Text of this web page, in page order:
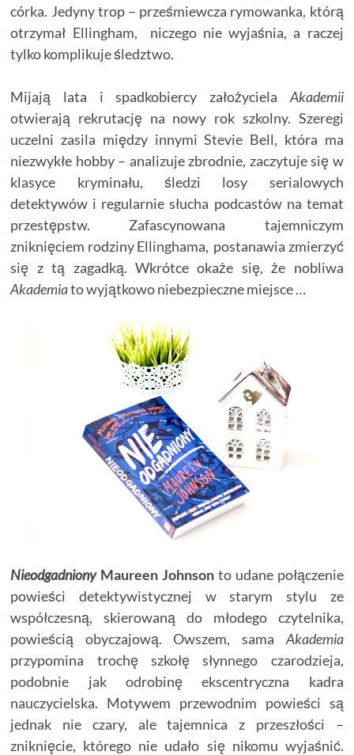
córka. Jedyny trop – prześmiewcza rymowanka, którą
otrzymał Ellingham, niczego nie wyjaśnia, a raczej
tylko komplikuje śledztwo.
Mijają lata i spadkobiercy założyciela Akademii
otwierają rekrutację na nowy rok szkolny. Szeregi
uczelni zasila między innymi Stevie Bell, która ma
niezwykłe hobby – analizuje zbrodnie, zaczytuje się w
klasyce kryminału, śledzi losy serialowych
detektywów i regularnie słucha podcastów na temat
przestępstw. Zafascynowana tajemniczym
zniknięciem rodziny Ellinghama, postanawia zmierzyć
się z tą zagadką. Wkrótce okaże się, że nobliwa
Akademiato wyjątkowo niebezpieczne miejsce …
Nieodgadniony Maureen Johnson to udane połączenie
powieści detektywistycznej w starym stylu ze
współczesną, skierowaną do młodego czytelnika,
powieścią obyczajową. Owszem, sama Akademia
przypomina trochę szkołę słynnego czarodzieja,
podobnie jak odrobinę ekscentryczna kadra
nauczycielska. Motywem przewodnim powieści są
jednak nie czary, ale tajemnica z przeszłości –
zniknięcie, którego nie udało się nikomu wyjaśnić.